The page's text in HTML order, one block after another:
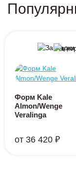
Форм Kale
Almon/Wenge
Veralinga
от 36 420 ₽